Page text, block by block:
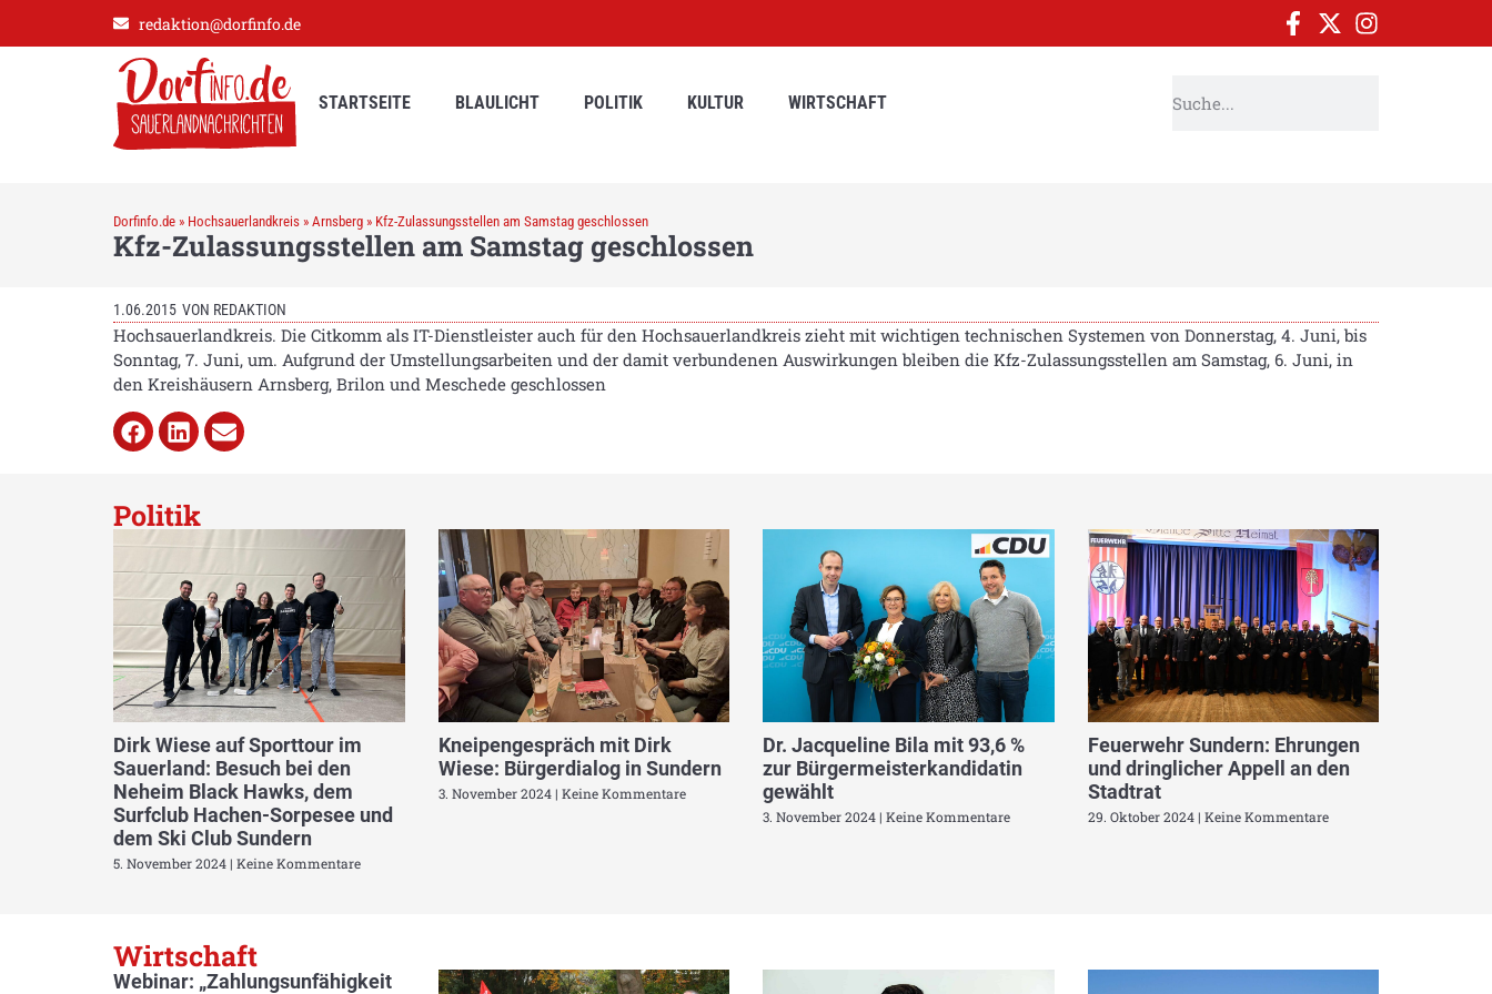
redaktion@dorfinfo.de
STARTSEITE BLAULICHT POLITIK KULTUR WIRTSCHAFT
Dorfinfo.de » Hochsauerlandkreis » Arnsberg » Kfz-Zulassungsstellen am Samstag geschlossen
Kfz-Zulassungsstellen am Samstag geschlossen
1.06.2015 VON REDAKTION
Hochsauerlandkreis. Die Citkomm als IT-Dienstleister auch für den Hochsauerlandkreis zieht mit wichtigen technischen Systemen von Donnerstag, 4. Juni, bis
Sonntag, 7. Juni, um. Aufgrund der Umstellungsarbeiten und der damit verbundenen Auswirkungen bleiben die Kfz-Zulassungsstellen am Samstag, 6. Juni, in
den Kreishäusern Arnsberg, Brilon und Meschede geschlossen
Politik
Dirk Wiese auf Sporttour im
Sauerland: Besuch bei den
Neheim Black Hawks, dem
Surfclub Hachen-Sorpesee und
dem Ski Club Sundern
5. November 2024 Keine Kommentare
Kneipengespräch mit Dirk
Wiese: Bürgerdialog in Sundern
3. November 2024 Keine Kommentare
Dr. Jacqueline Bila mit 93,6 %
zur Bürgermeisterkandidatin
gewählt
3. November 2024 Keine Kommentare
Feuerwehr Sundern: Ehrungen
und dringlicher Appell an den
Stadtrat
29. Oktober 2024 Keine Kommentare
Wirtschaft
Webinar: „Zahlungsunfähigkeit